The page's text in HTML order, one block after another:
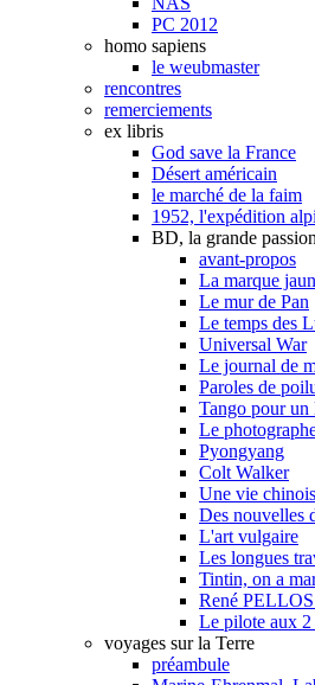
PC 2012
homo sapiens
le weubmaster
rencontres
remerciements
ex libris
God save la France
Désert américain
le marché de la faim
1952, l'expédition
BD, la grande passion
avant-propos
La marque
Le mur de Pan
Le temps des
Universal War
Le journal de
Paroles de
Tango pour un
Le
Pyongyang
Colt Walker
Une vie
Des nouvelles
L'art vulgaire
Les longues
Tintin, on a
René
Le pilote aux 2
voyages sur la Terre
préambule